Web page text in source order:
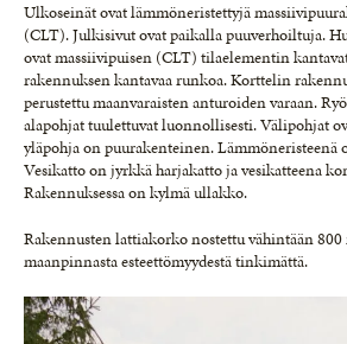
Ulkoseinät ovat lämmöneristettyjä
(CLT). Julkisivut ovat paikalla puuverhoiltuja.
ovat massiivipuisen (CLT) tilaelementin
rakennuksen kantavaa runkoa. Korttelin
perustettu maanvaraisten anturoiden varaan.
alapohjat tuulettuvat luonnollisesti. Välipohjat
yläpohja on puurakenteinen. Lämmöneristeenä
Vesikatto on jyrkkä harjakatto ja vesikatteena
Rakennuksessa on kylmä ullakko.
Rakennusten lattiakorko nostettu vähintään
maanpinnasta esteettömyydestä tinkimättä.